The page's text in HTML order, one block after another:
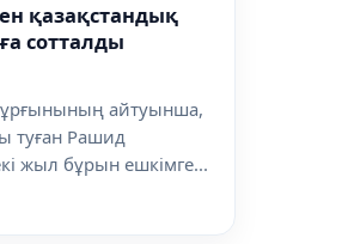
қазақстандық
сотталды
айтуынша,
туған Рашид
жыл бұрын ешкімге...